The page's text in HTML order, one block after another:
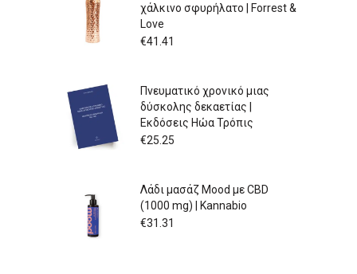
χάλκινο σφυρήλατο | Forrest &
Love
€41.41
Πνευματικό χρονικό μιας
δύσκολης δεκαετίας |
Εκδόσεις Ηώα Τρόπις
€25.25
Λάδι μασάζ Mood με CBD
(1000 mg) | Kannabio
€31.31